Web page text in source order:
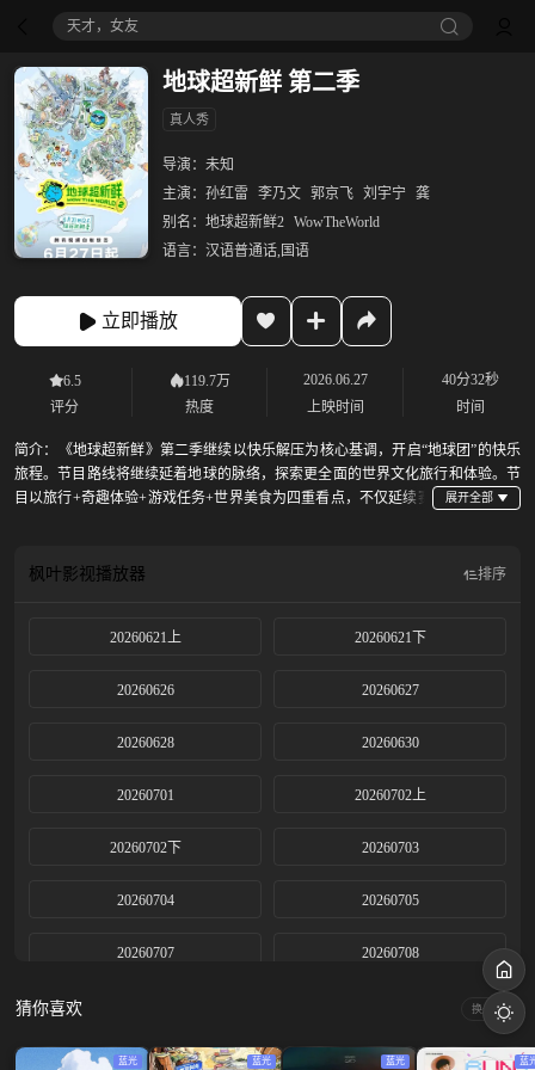
天才，女友
地球超新鲜 第二季
真人秀
导演： 未知
主演： 孙红雷 李乃文 郭京飞 刘宇宁
龚
别名： 地球超新鲜2 WowTheWorld
语言： 汉语普通话,国语
立即播放
6.5
评分
119.7万
热度
2026.06.27
上映时间
40分32秒
时间
简介：
《地球超新鲜》第二季继续以快乐解压为核心基调，开启“地球团”的快乐
旅程。节目路线将继续延着地球的脉络，探索更全面的世界文化旅行和体验。节
目以旅行+奇趣体验+游戏任务+世界美食为四重看点，不仅延续赛
枫叶影视播放器 排序
20260621上 20260621下
20260626 20260627
20260628 20260630
20260701 20260702上
20260702下 20260703
20260704 20260705
20260707 20260708
20260710 20260711
猜你喜欢 换一换
蓝光 蓝光 蓝光 蓝